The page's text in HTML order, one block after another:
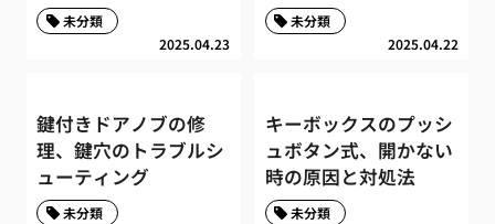
2025.04.23
未分類
2025.04.22
未分類
鍵付きドアノブの修
理、鍵穴のトラブルシ
ューティング
未分類
キーボックスのプッシ
ュボタン式、開かない
時の原因と対処法
未分類